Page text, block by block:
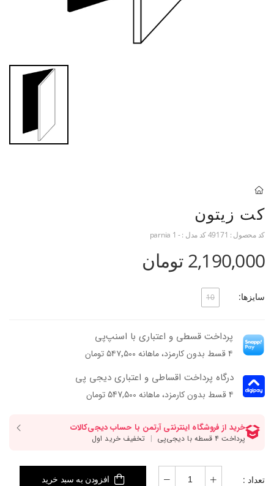
کت زیتون
کد محصول : 49171کد مدل :- parnia 1
2,190,000 تومان
سایزها: 10
پرداخت قسطی و اعتباری با اسنپ‌پی
۴ قسط بدون کارمزد، ماهانه ۵۴۷٬۵۰۰ تومان
درگاه پرداخت اقساطی و اعتباری دیجی پی
۴ قسط بدون کارمزد، ماهانه 547,500 تومان
تعداد : افزودن به سبد خرید